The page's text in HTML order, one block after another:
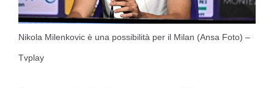
Nikola Milenkovic è una possibilità per il Milan (Ansa Foto) –
Tvplay